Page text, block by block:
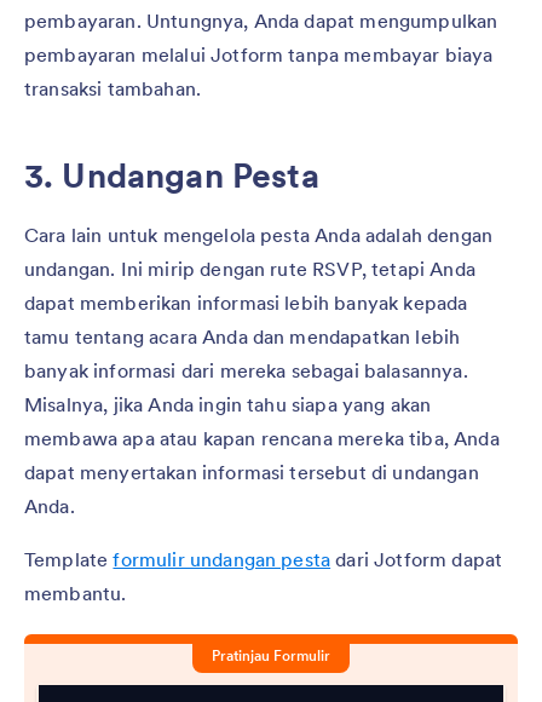
pembayaran. Untungnya, Anda dapat mengumpulkan
pembayaran melalui Jotform tanpa membayar biaya
transaksi tambahan.
3. Undangan Pesta
Cara lain untuk mengelola pesta Anda adalah dengan
undangan. Ini mirip dengan rute RSVP, tetapi Anda
dapat memberikan informasi lebih banyak kepada
tamu tentang acara Anda dan mendapatkan lebih
banyak informasi dari mereka sebagai balasannya.
Misalnya, jika Anda ingin tahu siapa yang akan
membawa apa atau kapan rencana mereka tiba, Anda
dapat menyertakan informasi tersebut di undangan
Anda.
Templateformulir undangan pesta dari Jotform dapat
membantu.